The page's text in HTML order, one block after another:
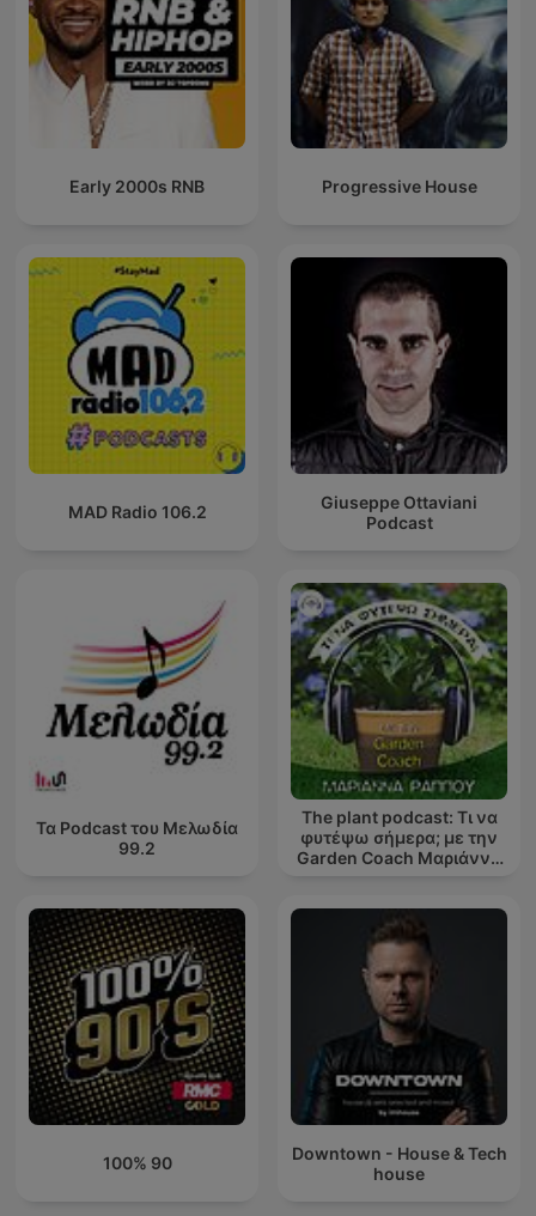
Early 2000s RNB Progressive House
MAD Radio 106.2
Giuseppe Ottaviani
Podcast
Τα Podcast του Μελωδία
99.2
The plant podcast: Τι να
φυτέψω σήμερα; με την
Garden Coach Μαριάννα
100% 90
Downtown - House & Tech
house